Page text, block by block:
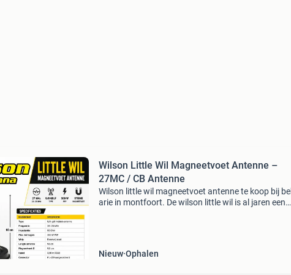
Wilson Little Wil Magneetvoet Antenne –
27MC / CB Antenne
Wilson little wil magneetvoet antenne te koop bij bel
arie in montfoort. De wilson little wil is al jaren een
Nieuw Ophalen